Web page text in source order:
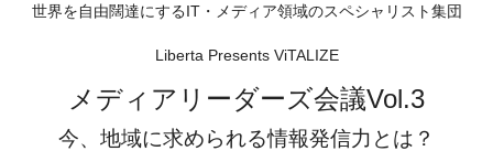
世界を自由闊達にするIT・メディア領域のスペシャリスト集団
Liberta Presents ViTALIZE
メディアリーダーズ会議Vol.3
今、地域に求められる情報発信力とは？